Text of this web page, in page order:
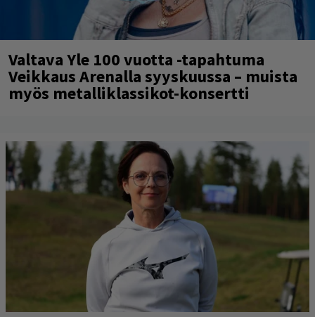
Valtava Yle 100 vuotta -tapahtuma
Veikkaus Arenalla syyskuussa – muista
myös metalliklassikot-konsertti